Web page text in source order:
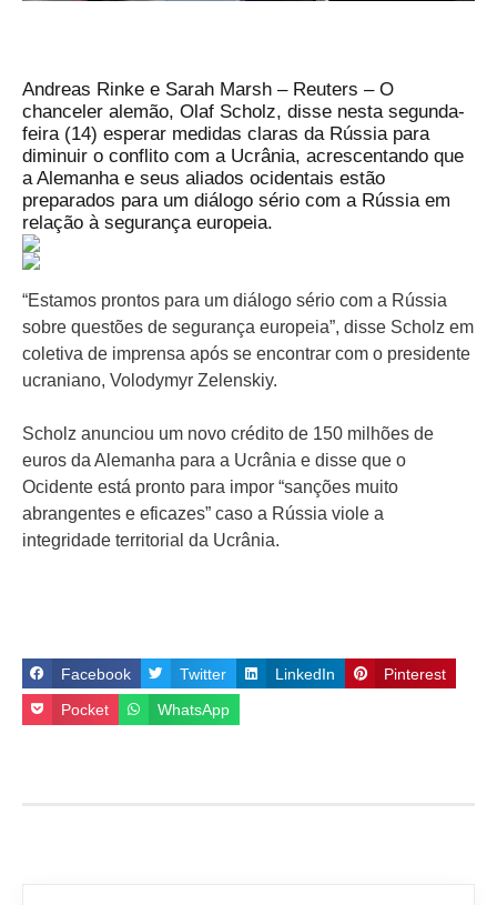
Andreas Rinke e Sarah Marsh – Reuters – O
chanceler alemão, Olaf Scholz, disse nesta segunda-
feira (14) esperar medidas claras da Rússia para
diminuir o conflito com a Ucrânia, acrescentando que
a Alemanha e seus aliados ocidentais estão
preparados para um diálogo sério com a Rússia em
relação à segurança europeia.
“Estamos prontos para um diálogo sério com a Rússia
sobre questões de segurança europeia”, disse Scholz em
coletiva de imprensa após se encontrar com o presidente
ucraniano, Volodymyr Zelenskiy.
Scholz anunciou um novo crédito de 150 milhões de
euros da Alemanha para a Ucrânia e disse que o
Ocidente está pronto para impor “sanções muito
abrangentes e eficazes” caso a Rússia viole a
integridade territorial da Ucrânia.
Facebook Twitter LinkedIn Pinterest
Pocket WhatsApp